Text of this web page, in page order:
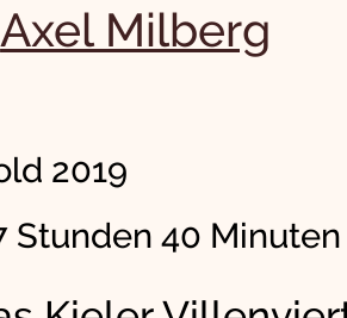
Axel Milberg
2019
Stunden 40